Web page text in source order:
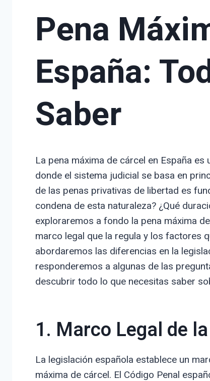
Pena
España:
Saber
La pena máxima de cárcel en España
donde el sistema judicial se basa en
de las penas privativas de libertad es
condena de esta naturaleza? ¿Qué
exploraremos a fondo la pena máxima
marco legal que la regula y los factores
abordaremos las diferencias en la
responderemos a algunas de las
descubrir todo lo que necesitas saber
1. Marco Legal de
La legislación española establece un
máxima de cárcel. El Código Penal